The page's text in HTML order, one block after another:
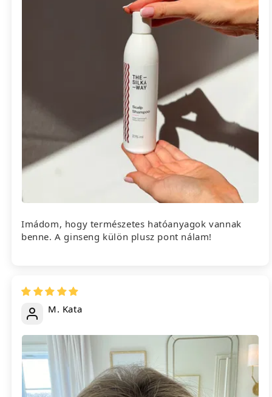
Imádom, hogy természetes hatóanyagok vannak
benne. A ginseng külön plusz pont nálam!
M. Kata